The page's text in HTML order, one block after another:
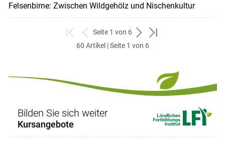
Felsenbirne: Zwischen Wildgehölz und Nischenkultur
zum
ersten
zurück
zum
Seite 1 von 6
weiter
zum
zum
60 Artikel | Seite 1 von 6
Bilden Sie sich weiter
Kursangebote